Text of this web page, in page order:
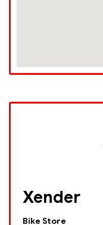
Xender
Bike Store